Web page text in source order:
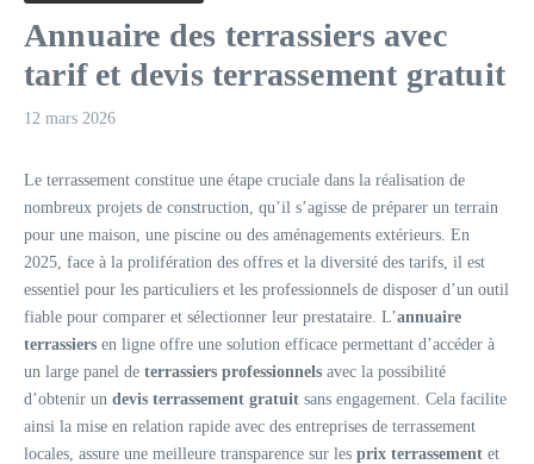
Annuaire des terrassiers avec
tarif et devis terrassement gratuit
12 mars 2026
Le terrassement constitue une étape cruciale dans la réalisation de
nombreux projets de construction, qu’il s’agisse de préparer un terrain
pour une maison, une piscine ou des aménagements extérieurs. En
2025, face à la prolifération des offres et la diversité des tarifs, il est
essentiel pour les particuliers et les professionnels de disposer d’un outil
fiable pour comparer et sélectionner leur prestataire. L’annuaire
terrassiers en ligne offre une solution efficace permettant d’accéder à
un large panel de terrassiers professionnels avec la possibilité
d’obtenir un devis terrassement gratuit sans engagement. Cela facilite
ainsi la mise en relation rapide avec des entreprises de terrassement
locales, assure une meilleure transparence sur les prix terrassement et